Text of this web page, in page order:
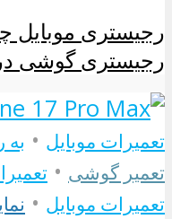
رجیستری
رجیستری گوشی
تعمیرات موبایل •
تعمیر گوشی •
تعمیرات موبایل •